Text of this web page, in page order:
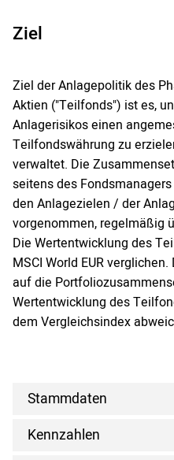
Ziel
Ziel der Anlagepolitik des
Aktien ("Teilfonds") ist es,
Anlagerisikos einen
Teilfondswährung zu
verwaltet. Die
seitens des
den Anlagezielen / der
vorgenommen, regelmäßig
Die Wertentwicklung des
MSCI World EUR
auf die
Wertentwicklung des
dem Vergleichsindex
Stammdaten
Kennzahlen